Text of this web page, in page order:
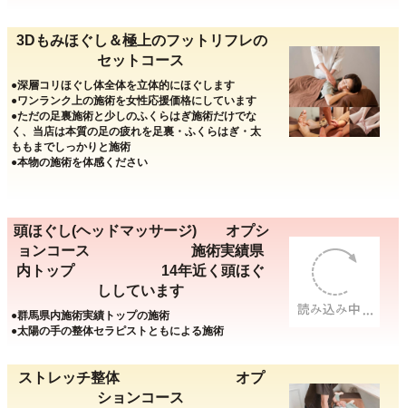
3Dもみほぐし＆極上のフットリフレの
セットコース
●深層コリほぐし体全体を立体的にほぐします
●ワンランク上の施術を女性応援価格にしています
●ただの足裏施術と少しのふくらはぎ施術だけでな
く、当店は本質の足の疲れを足裏・ふくらはぎ・太
ももまでしっかりと施術
●本物の施術を体感ください
頭ほぐし(ヘッドマッサージ) オプシ
ョンコース 施術実績県
内トップ 14年近く頭ほぐ
ししています
●群馬県内施術実績トップの施術
●太陽の手の整体セラピストともによる施術
ストレッチ整体 オプ
ションコース